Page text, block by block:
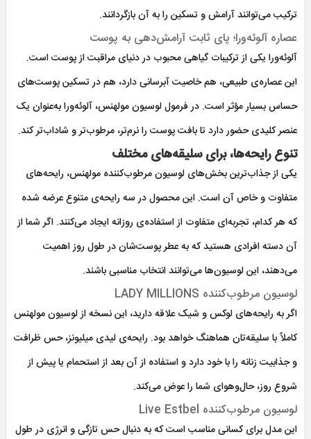
ترکیب می‌توانند آرامش و تسکین را به آن بازگردانند.
عصاره آلوئه‌ورا؛ پای ثابت آرامش‌دهی به پوست
آلوئه‌ورا یکی از ترکیبات گیاهی محبوب در دنیای مراقبت از پوست است.
این عصاره‌ی طبیعی، هم خاصیت آبرسانی دارد، هم در تسکین پوست‌های
حساس بسیار مؤثر است. در فرمول لوسیون مولهنس، آلوئه‌ورا به‌عنوان یک
عنصر کلیدی حضور دارد تا بافت پوست را نرم‌تر، مرطوب‌تر و شاداب‌تر کند.
تنوع رایحه‌ها، برای سلیقه‌های مختلف
یکی از جذاب‌ترین بخش‌های لوسیون مرطوب‌کننده مولهنس، رایحه‌های
متفاوت و خاص آن است. این محصول در سه رایحه‌ی متنوع عرضه شده
که هر کدام، تجربه‌ای متفاوت از استفاده‌ی روزانه ایجاد می‌کنند. اگر شما از
آن دسته افرادی هستید که به عطر پوست‌شان در طول روز اهمیت
می‌دهند، این لوسیون‌ها می‌توانند انتخاب مناسبی باشند.
لوسیون مرطوب‌کننده LADY MILLIONS
اگر به رایحه‌های لوکس و شیک علاقه دارید، این نسخه از لوسیون مولهنس
کاملاً با سلیقه‌تان هماهنگ خواهد بود. رایحه‌ی لیدی میلیونز، حس ظرافت
و جذابیت زنانه را با خود دارد و استفاده از آن بعد از استحمام یا پیش از
شروع روز، حال‌وهوای شما را عوض می‌کند.
لوسیون مرطوب‌کننده Live Estbel
این مدل برای کسانی مناسب است که به دنبال حس تازگی و انرژی در طول